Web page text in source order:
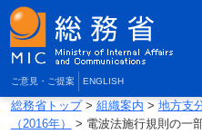
ご意見・ご提案 ENGLISH
総務省トップ> 組織案内 > 地方支
（2016年）
> 電波法施行規則の一